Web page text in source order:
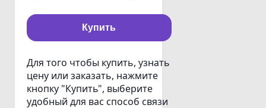
Купить
Для того чтобы купить, узнать
цену или заказать, нажмите
кнопку "Купить", выберите
удобный для вас способ связи